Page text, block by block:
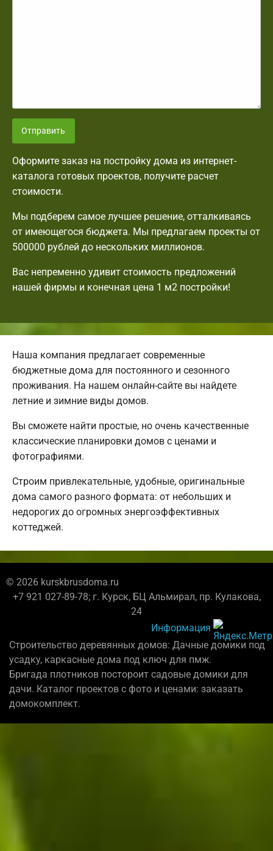
Отправить
Оформите заказ на постройку дома из интернет-
каталога готовых проектов, получите расчет
стоимости.
Мы подберем самое лучшее решение, отталкиваясь
от имеющегося бюджета. Мы предлагаем проекты от
500000 рублей до нескольких миллионов.
Вас непременно удивит стоимость предложений
нашей фирмы и конечная цена 1 м2 постройки!
Наша компания предлагает современные
бюджетные дома для постоянного и сезонного
проживания. На нашем онлайн-сайте вы найдете
летние и зимние виды домов.
Вы сможете найти простые, но очень качественные
классические планировки домов с ценами и
фотографиями.
Строим привлекательные, удобные, оригинальные
дома самого разного формата: от небольших и
недорогих до огромных энергоэффективных
коттеджей.
© 2026 kurskbrusdoma.ru
+7 921 027-89-78; г. Курск, БЦ Альмирал, пр. Кулакова,
24
Информация
Строительство деревянных домов: Дачные домики под
усадку, каркасные дома под ключ для пмж.
Бригада плотников постороит садовые домики для
дачи. Каталог проектов с фото и ценами: заказать
домокомплект.